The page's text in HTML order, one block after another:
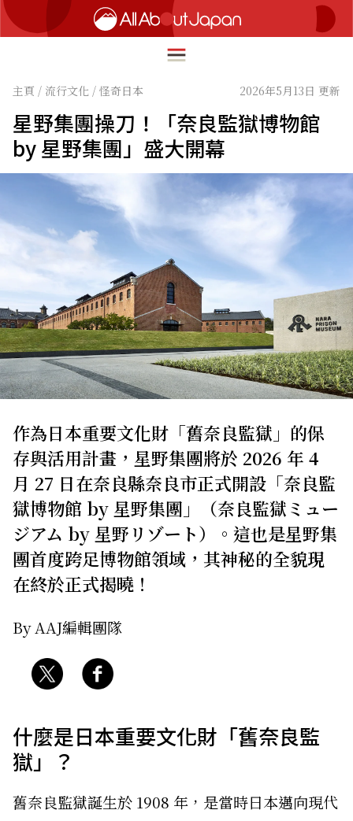
English
简体中文
繁體中文
ภาษาไทย
한국어
日本語
HOME
深度旅遊
流行文化
創新趨勢
在地故事
關於我們 網站政策
主頁 / 流行文化 / 怪奇日本 2026年5月13日 更新
星野集團操刀！「奈良監獄博物館
by 星野集團」盛大開幕
作為日本重要文化財「舊奈良監獄」的保
存與活用計畫，星野集團將於 2026 年 4
月 27 日在奈良縣奈良市正式開設「奈良監
獄博物館 by 星野集團」（奈良監獄ミュー
ジアム by 星野リゾート）。這也是星野集
團首度跨足博物館領域，其神秘的全貌現
在終於正式揭曉！
By AAJ編輯團隊
什麼是日本重要文化財「舊奈良監
獄」？
舊奈良監獄誕生於 1908 年，是當時日本邁向現代